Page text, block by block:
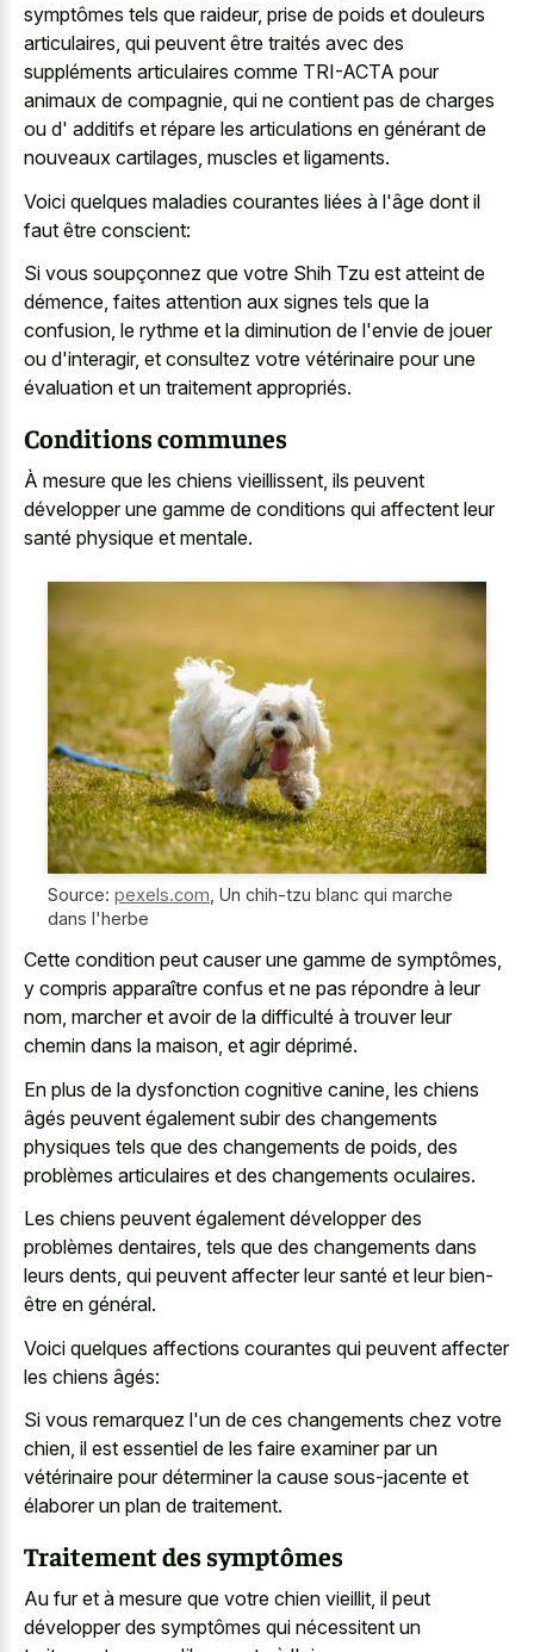
symptômes tels que raideur, prise de poids et douleurs
articulaires, qui peuvent être traités avec des
suppléments articulaires comme TRI-ACTA pour
animaux de compagnie, qui ne contient pas de charges
ou d' additifs et répare les articulations en générant de
nouveaux cartilages, muscles et ligaments.
Voici quelques maladies courantes liées à l'âge dont il
faut être conscient:
Si vous soupçonnez que votre Shih Tzu est atteint de
démence, faites attention aux signes tels que la
confusion, le rythme et la diminution de l'envie de jouer
ou d'interagir, et consultez votre vétérinaire pour une
évaluation et un traitement appropriés.
Conditions communes
À mesure que les chiens vieillissent, ils peuvent
développer une gamme de conditions qui affectent leur
santé physique et mentale.
Source: pexels.com Un chih-tzu blanc qui marche
dans l'herbe
Cette condition peut causer une gamme de symptômes,
y compris apparaître confus et ne pas répondre à leur
nom, marcher et avoir de la difficulté à trouver leur
chemin dans la maison, et agir déprimé.
En plus de la dysfonction cognitive canine, les chiens
âgés peuvent également subir des changements
physiques tels que des changements de poids, des
problèmes articulaires et des changements oculaires.
Les chiens peuvent également développer des
problèmes dentaires, tels que des changements dans
leurs dents, qui peuvent affecter leur santé et leur bien-
être en général.
Voici quelques affections courantes qui peuvent affecter
les chiens âgés:
Si vous remarquez l'un de ces changements chez votre
chien, il est essentiel de les faire examiner par un
vétérinaire pour déterminer la cause sous-jacente et
élaborer un plan de traitement.
Traitement des symptômes
Au fur et à mesure que votre chien vieillit, il peut
développer des symptômes qui nécessitent un